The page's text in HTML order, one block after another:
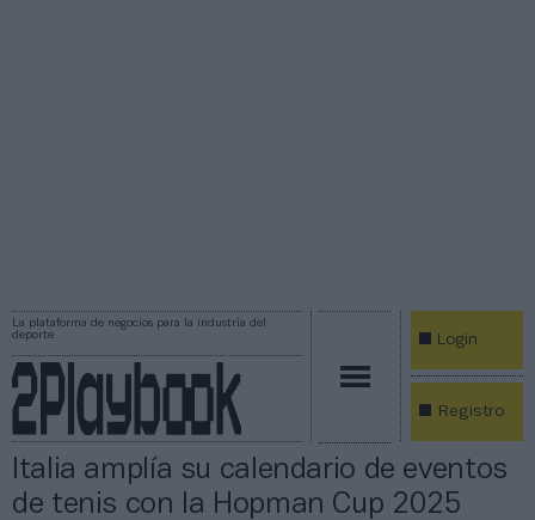
La plataforma de negocios para la industria del
deporte
Login
Registro
Italia amplía su calendario de eventos
de tenis con la Hopman Cup 2025